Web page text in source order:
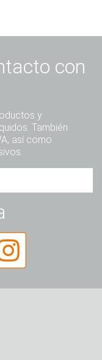
con
y
También
así como